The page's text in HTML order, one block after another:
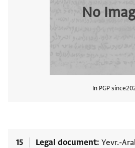
No
In PGP since
15 Legal document Yevr.-